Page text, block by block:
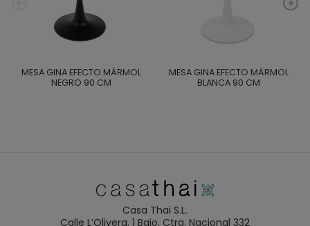
MESA GINA EFECTO MÁRMOL
NEGRO 90 CM
MESA GINA EFECTO MÁRMOL
BLANCA 90 CM
Casa Thai S.L.
Calle L’Olivera, 1 Bajo, Ctra. Nacional 332